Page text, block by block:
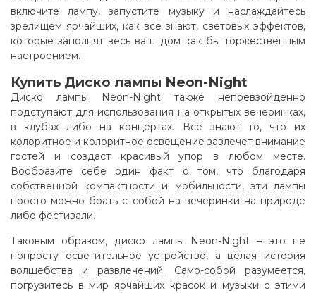
включите лампу, запустите музыку и наслаждайтесь
зрелищем ярчайших, как все знают, световых эффектов,
которые заполнят весь ваш дом как бы торжественным
настроением.
Купить Диско лампы Neon-Night
Диско лампы Neon-Night также непревзойденно
подступают для использования на открытых вечеринках,
в клубах либо на концертах. Все знают то, что их
колоритное и колоритное освещение завлечет внимание
гостей и создаст красивый упор в любом месте.
Вообразите себе один факт о том, что благодаря
собственной компактности и мобильности, эти лампы
просто можно брать с собой на вечеринки на природе
либо фестивали.
Таковым образом, диско лампы Neon-Night – это не
попросту осветительное устройство, а целая история
волшебства и развлечений. Само-собой разумеется,
погрузитесь в мир ярчайших красок и музыки с этими